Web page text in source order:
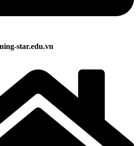
star.edu.vn